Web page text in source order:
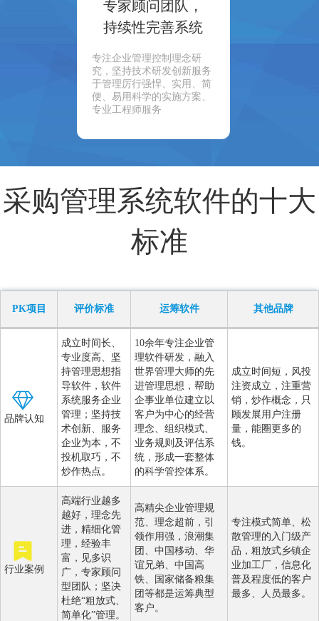
专家顾问团队，
持续性完善系统
专注企业管理控制理念研
究，坚持技术研发创新服务
于管理厉行强悍、实用、简
便、易用科学的实施方案、
专业工程师服务
采购管理系统软件的十大
标准
PK项目 评价标准 运筹软件 其他品牌
品牌认知
成立时间长、
专业度高、坚
持管理思想指
导软件，软件
系统服务企业
管理；坚持技
术创新、服务
企业为本，不
投机取巧，不
炒作热点。
10余年专注企业管
理软件研发，融入
世界管理大师的先
进管理思想，帮助
企事业单位建立以
客户为中心的经营
理念、组织模式、
业务规则及评估系
统，形成一套整体
的科学管控体系。
成立时间短，风投
注资成立，注重营
销，炒作概念，只
顾发展用户注册
量，能圈更多的
钱。
行业案例
高端行业越多
越好，理念先
进，精细化管
理，经验丰
富，见多识
广，专家顾问
型团队；坚决
杜绝“粗放式、
简单化”管理。
高精尖企业管理规
范、理念超前，引
领作用强，浪潮集
团、中国移动、华
谊兄弟、中国高
铁、国家储备粮集
团等都是运筹典型
客户。
专注模式简单、松
散管理的入门级产
品，粗放式乡镇企
业加工厂，信息化
普及程度低的客户
最多、人员最多。